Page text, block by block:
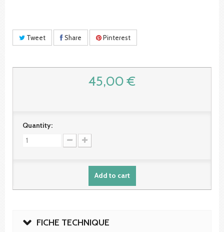
Tweet Share Pinterest
45,00 €
Quantity:
Add to cart
FICHE TECHNIQUE